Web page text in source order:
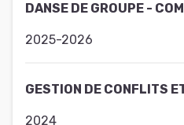
DANSE DE GROUPE -
2025-2026
GESTION DE CONFLITS
2024